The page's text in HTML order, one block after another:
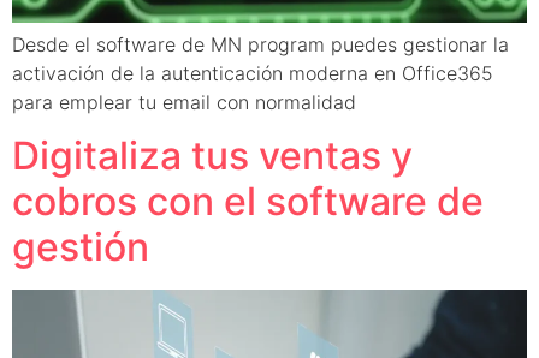
Desde el software de MN program puedes gestionar la
activación de la autenticación moderna en Office365
para emplear tu email con normalidad
Digitaliza tus ventas y
cobros con el software de
gestión